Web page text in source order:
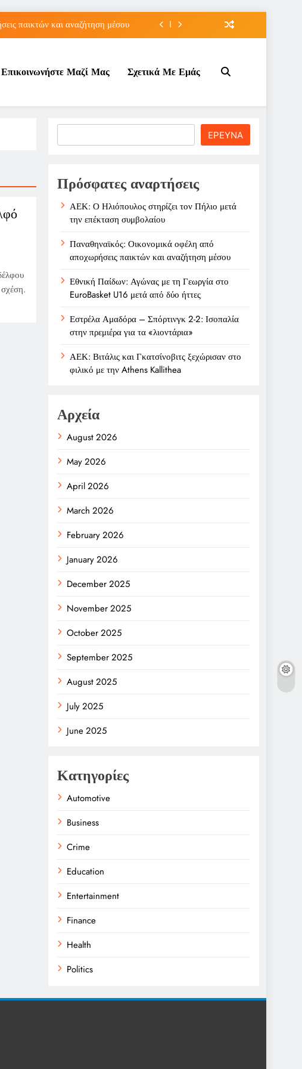
παικτών και αναζήτηση μέσου
πρεμιέρα για τα «λιοντάρια»
παικτών και αναζήτηση μέσου
U16 μετά από δύο ήττες
Επικοινωνήστε Μαζί Μας Σχετικά Με Εμάς
ΕΡΕΥΝΑ
Πρόσφατες αναρτήσεις
ΑΕΚ: Ο Ηλιόπουλος στηρίζει τον Πήλιο μετά
την επέκταση συμβολαίου
Παναθηναϊκός: Οικονομικά οφέλη από
αποχωρήσεις παικτών και αναζήτηση μέσου
Εθνική Παίδων: Αγώνας με τη Γεωργία στο
EuroBasket U16 μετά από δύο ήττες
Εστρέλα Αμαδόρα – Σπόρτινγκ 2-2: Ισοπαλία
στην πρεμιέρα για τα «λιοντάρια»
ΑΕΚ: Βιτάλις και Γκατσίνοβιτς ξεχώρισαν στο
φιλικό με την Athens Kallithea
Αρχεία
August 2026
May 2026
April 2026
March 2026
February 2026
January 2026
December 2025
November 2025
October 2025
September 2025
August 2025
July 2025
June 2025
Κατηγορίες
Automotive
Business
Crime
Education
Entertainment
Finance
Health
Politics